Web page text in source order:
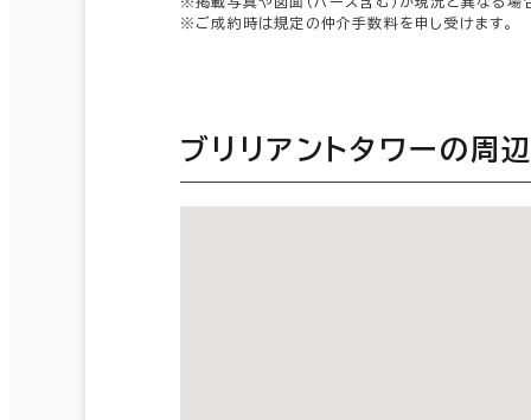
※ご成約時は規定の仲介手数料を申し受けます。
ブリリアントタワーの周